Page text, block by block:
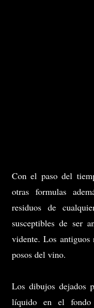
Con el paso del
otras formulas
residuos de
susceptibles de ser
vidente. Los
posos del vino.
Los dibujos dejados
líquido en el